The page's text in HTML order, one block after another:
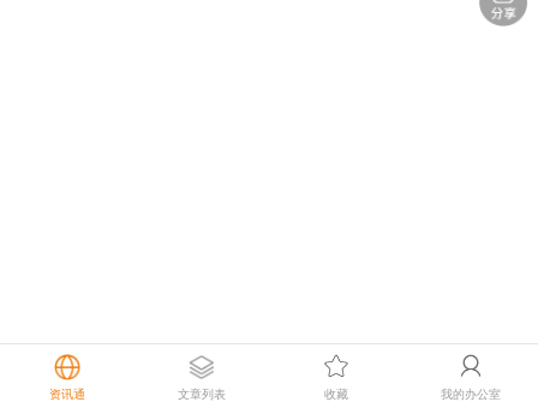
资讯通 文章列表 收藏 我的办公室